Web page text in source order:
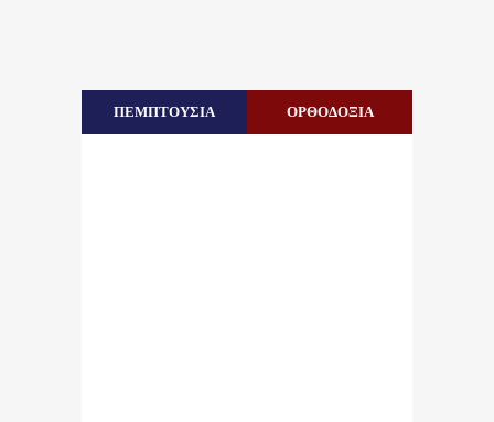
ΠΕΜΠΤΟΥΣΙΑ ΟΡΘΟΔΟΞΙΑ